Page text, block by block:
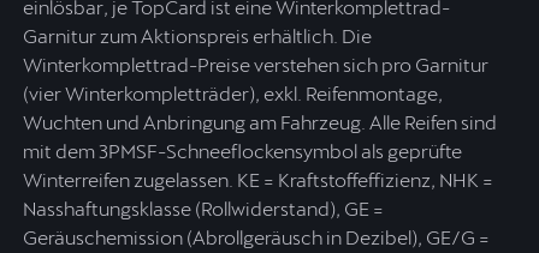
einlösbar, je TopCard ist eine Winterkomplettrad-
Garnitur zum Aktionspreis erhältlich. Die
Winterkomplettrad-Preise verstehen sich pro Garnitur
(vier Winterkompletträder), exkl. Reifenmontage,
Wuchten und Anbringung am Fahrzeug. Alle Reifen sind
mit dem 3PMSF-Schneeflockensymbol als geprüfte
Winterreifen zugelassen. KE = Kraftstoffeffizienz, NHK =
Nasshaftungsklasse (Rollwiderstand), GE =
Geräuschemission (Abrollgeräusch in Dezibel), GE/G =